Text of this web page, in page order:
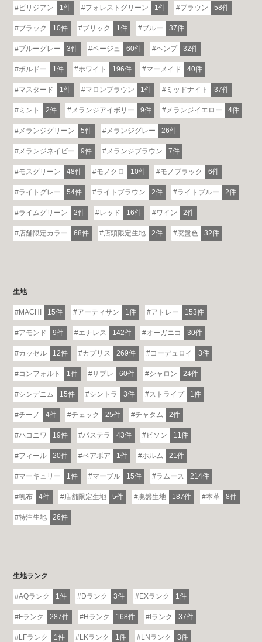
ビリジアン 1件 フォレストグリーン 1件 ブラウン 58件
ブラック 10件 ブリック 1件 ブルー 37件
ブルーグレー 3件 ベージュ 60件 ヘンプ 32件
ボルドー 1件 ホワイト 196件 マーメイド 40件
マスタード 1件 マロンブラウン 1件 ミッドナイト 37件
ミント 2件 メランジアイボリー 9件 メランジイエロー 4件
メランジグリーン 5件 メランジグレー 26件
メランジネイビー 9件 メランジブラウン 7件
モスグリーン 48件 モノクロ 10件 モノブラック 6件
ライトグレー 54件 ライトブラウン 2件 ライトブルー 2件
ライムグリーン 2件 レッド 16件 ワイン 2件
店舗限定カラー 68件 店頭限定生地 2件 廃盤色 32件
生地
MACHI 15件 アーティサン 1件 アトレー 153件
アモンド 9件 エナレス 142件 オーガニコ 30件
カッセル 12件 カプリス 269件 コーデュロイ 3件
コンフォルト 1件 サブレ 60件 シャロン 24件
シンデニム 15件 シントラ 3件 ストライプ 1件
チーノ 4件 チェック 25件 チャタム 2件
ハコニワ 19件 パステラ 43件 ビソン 11件
フィール 20件 ベアボア 1件 ホルム 21件
マーキュリー 1件 マーブル 15件 ラムース 214件
帆布 4件 店舗限定生地 5件 廃盤生地 187件 本革 8件
特注生地 26件
生地ランク
AQランク 1件 Dランク 3件 EXランク 1件
Fランク 287件 Hランク 168件 Iランク 37件
LFランク 1件 LKランク 1件 LNランク 3件